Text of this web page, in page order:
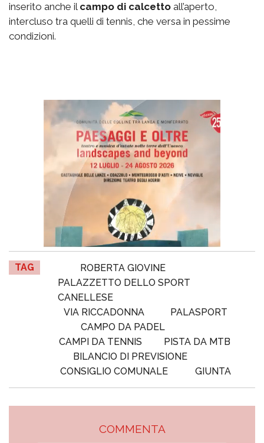
inserito anche il campo di calcetto all’aperto,
intercluso tra quelli di tennis, che versa in pessime
condizioni.
TAG
ROBERTA GIOVINE
PALAZZETTO DELLO SPORT
CANELLESE
VIA RICCADONNA
PALASPORT
CAMPO DA PADEL
CAMPI DA TENNIS
PISTA DA MTB
BILANCIO DI PREVISIONE
CONSIGLIO COMUNALE
GIUNTA
COMMENTA